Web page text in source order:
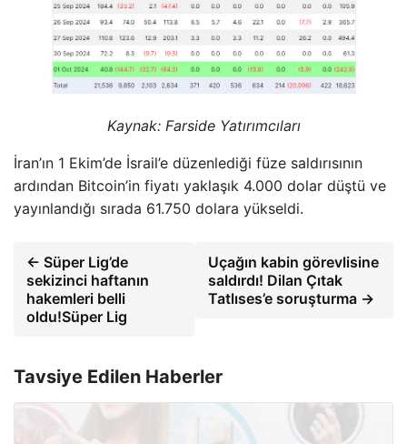
Kaynak: Farside Yatırımcıları
İran’ın 1 Ekim’de İsrail’e düzenlediği füze saldırısının
ardından Bitcoin’in fiyatı yaklaşık 4.000 dolar düştü ve
yayınlandığı sırada 61.750 dolara yükseldi.
← Süper Lig’de
sekizinci haftanın
hakemleri belli
oldu!Süper Lig
Uçağın kabin görevlisine
saldırdı! Dilan Çıtak
Tatlıses’e soruşturma →
Tavsiye Edilen Haberler